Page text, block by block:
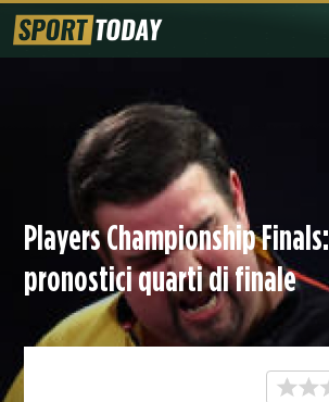
Players Championship Finals:
pronostici quarti di finale